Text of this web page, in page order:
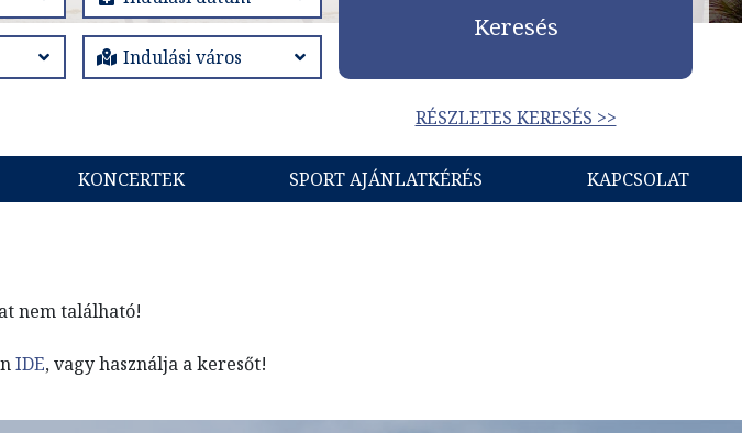
Keresés
RÉSZLETES KERESÉS >>
KONCERTEK SPORT AJÁNLATKÉRÉS KAPCSOLAT
nem található!
IDE, vagy használja a keresőt!